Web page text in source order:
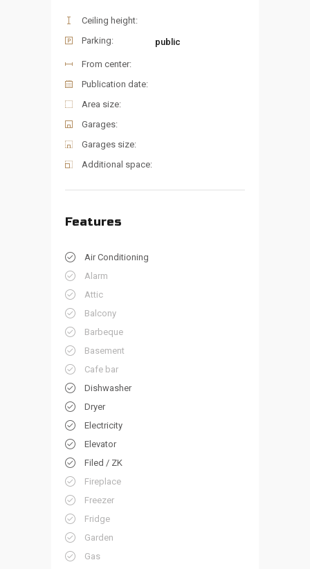
Ceiling height:
Parking:
public
From center:
Publication date:
Area size:
Garages:
Garages size:
Additional space:
Features
Air Conditioning
Alarm
Attic
Balcony
Barbeque
Basement
Cafe bar
Dishwasher
Dryer
Electricity
Elevator
Filed / ZK
Fireplace
Freezer
Fridge
Garden
Gas